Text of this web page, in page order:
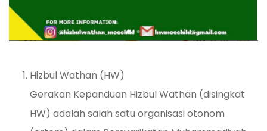
Hizbul Wathan (HW)
Gerakan Kepanduan Hizbul Wathan (disingkat
HW) adalah salah satu organisasi otonom